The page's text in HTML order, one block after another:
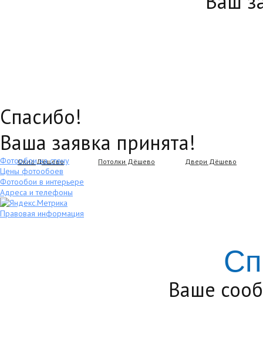
Спасибо!
Ваша заявка принята!
Окна Дёшево Потолки Дёшево Двери Дёшево
Фотообои на стену
Цены фотообоев
Фотообои в интерьере
Адреса и телефоны
Правовая информация
Ваше